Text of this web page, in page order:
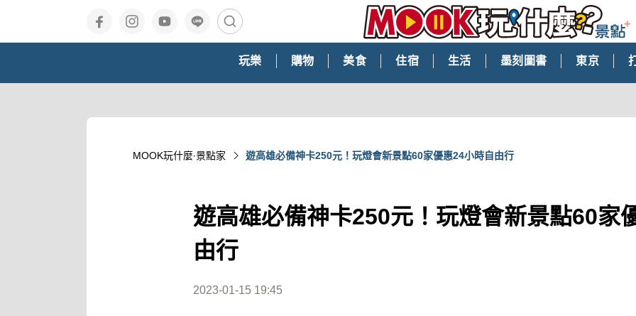
玩樂 購物 美食 住宿 生活 墨刻圖書 東京
MOOK玩什麼‧景點家 遊高雄必備神卡250元！玩燈會新景點60家優惠24小時自由行
遊高雄必備神卡250元！玩燈會新景點60家
由行
2023-01-15 19:45